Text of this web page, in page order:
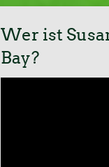
Wer ist
Bay?